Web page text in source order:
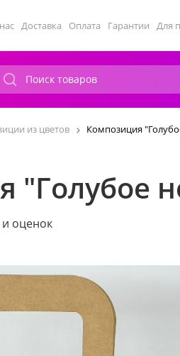
Доставка Оплата Гарантии Для
из цветов Композиция
"Голубое
оценок